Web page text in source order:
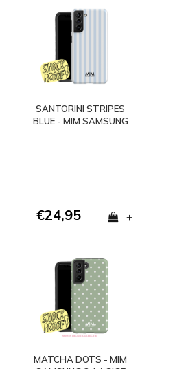
SANTORINI STRIPES
BLUE - MIM SAMSUNG
€24,95 +
MATCHA DOTS - MIM